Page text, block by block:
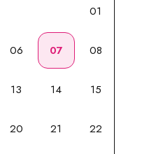
01
06 07 08
13 14 15
20 21 22